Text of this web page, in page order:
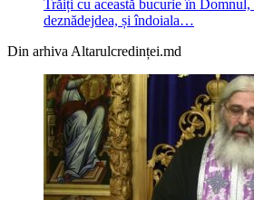
Trăiți cu această bucurie în
deznădejdea, și îndoiala…
Din arhiva Altarulcredinței.md